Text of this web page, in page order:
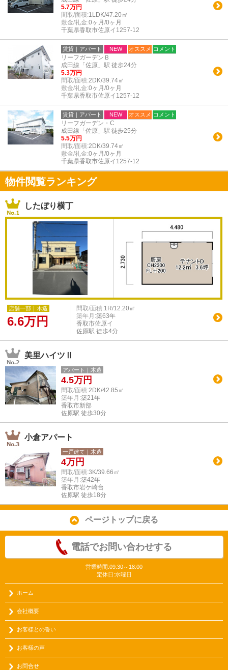
5.7万円
間取/面積:1LDK/47.20㎡
敷金/礼金:0ヶ月/0ヶ月
千葉県香取市佐原イ1257-12
賃貸｜アパート NEW オススメ コメント
リーフガーデンＢ
成田線「佐原」駅 徒歩24分
5.3万円
間取/面積:2DK/39.74㎡
敷金/礼金:0ヶ月/0ヶ月
千葉県香取市佐原イ1257-12
賃貸｜アパート NEW オススメ コメント
リーフガーデン・C
成田線「佐原」駅 徒歩25分
5.5万円
間取/面積:2DK/39.74㎡
敷金/礼金:0ヶ月/0ヶ月
千葉県香取市佐原イ1257-12
物件閲覧ランキング
したぼり横丁
店舗一部｜木造
6.6万円
間取/面積:1R/12.20㎡
築年月:築63年
香取市佐原イ
佐原駅 徒歩4分
美里ハイツⅡ
アパート｜木造
4.5万円
間取/面積:2DK/42.85㎡
築年月:築21年
香取市新部
佐原駅 徒歩30分
小倉アパート
一戸建て｜木造
4万円
間取/面積:3K/39.66㎡
築年月:築42年
香取市岩ケ崎台
佐原駅 徒歩18分
ページトップに戻る
電話でお問い合わせする
営業時間:09:30～18:00
定休日:水曜日
ホーム
会社概要
お客様との誓い
お客様の声
お問合せ